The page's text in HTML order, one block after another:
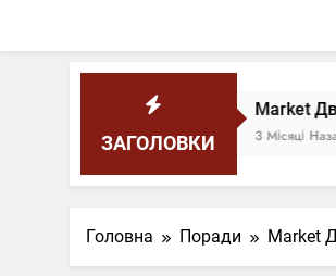
ЗАГОЛОВКИ
Market Двері: ламінат
3 Місяці Назад
Головна Поради Market